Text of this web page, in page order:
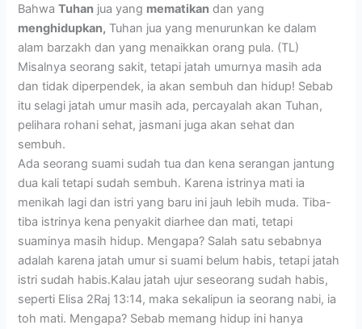
BahwaTuhan jua yang mematikan dan yang
menghidupkan, Tuhan jua yang menurunkan ke dalam
alam barzakh dan yang menaikkan orang pula. (TL)
Misalnya seorang sakit, tetapi jatah umurnya masih ada
dan tidak diperpendek, ia akan sembuh dan hidup! Sebab
itu selagi jatah umur masih ada, percayalah akan Tuhan,
pelihara rohani sehat, jasmani juga akan sehat dan
sembuh.
Ada seorang suami sudah tua dan kena serangan jantung
dua kali tetapi sudah sembuh. Karena istrinya mati ia
menikah lagi dan istri yang baru ini jauh lebih muda. Tiba-
tiba istrinya kena penyakit diarhee dan mati, tetapi
suaminya masih hidup. Mengapa? Salah satu sebabnya
adalah karena jatah umur si suami belum habis, tetapi jatah
istri sudah habis.Kalau jatah ujur seseorang sudah habis,
seperti Elisa 2Raj 13:14, maka sekalipun ia seorang nabi, ia
toh mati. Mengapa? Sebab memang hidup ini hanya